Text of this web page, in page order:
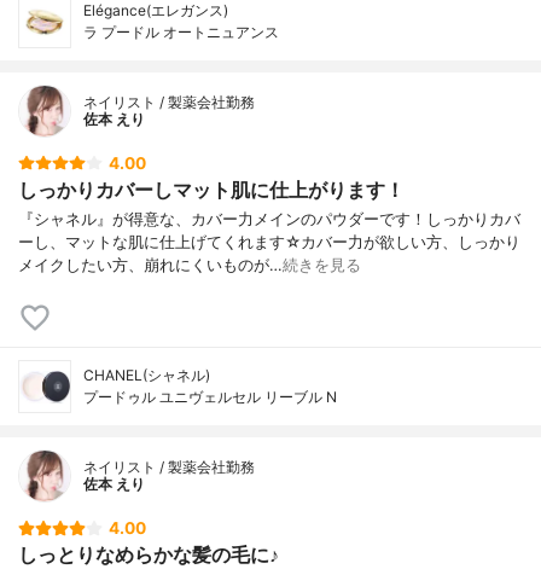
Elégance(エレガンス)
ラ プードル オートニュアンス
ネイリスト / 製薬会社勤務
佐本 えり
4.00
しっかりカバーしマット肌に仕上がります！
『シャネル』が得意な、カバー力メインのパウダーです！しっかりカバ
ーし、マットな肌に仕上げてくれます☆カバー力が欲しい方、しっかり
メイクしたい方、崩れにくいものが…続きを見る
CHANEL(シャネル)
プードゥル ユニヴェルセル リーブル N
ネイリスト / 製薬会社勤務
佐本 えり
4.00
しっとりなめらかな髪の毛に♪